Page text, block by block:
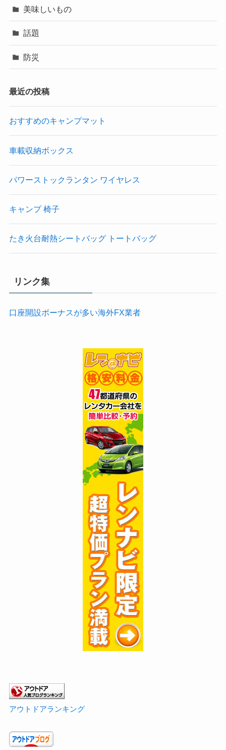
美味しいもの
話題
防災
最近の投稿
おすすめのキャンプマット
車載収納ボックス
パワーストックランタン ワイヤレス
キャンプ 椅子
たき火台耐熱シートバッグ トートバッグ
リンク集
口座開設ボーナスが多い海外FX業者
アウトドアランキング